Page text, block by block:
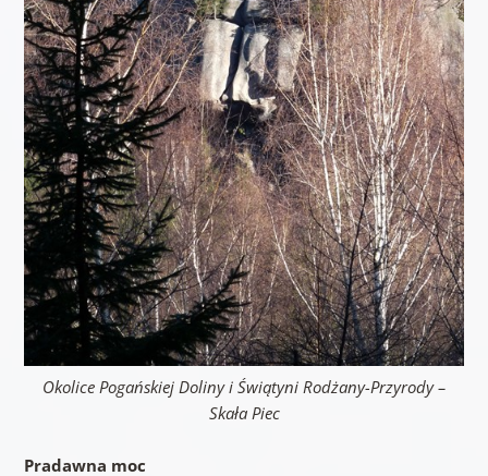
Okolice Pogańskiej Doliny i Świątyni Rodżany-Przyrody –
Skała Piec
Pradawna moc